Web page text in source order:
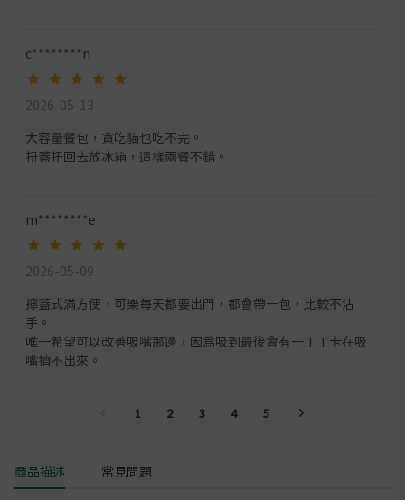
c********n
2026-05-13
大容量餐包，貪吃貓也吃不完。
扭蓋扭回去放冰箱，這樣兩餐不錯。
m********e
2026-05-09
擰蓋式滿方便，可樂每天都要出門，都會帶一包，比較不沾
手。
唯一希望可以改善吸嘴那邊，因為吸到最後會有一丁丁卡在吸
嘴擠不出來。
1 2 3 4 5
商品描述 常見問題